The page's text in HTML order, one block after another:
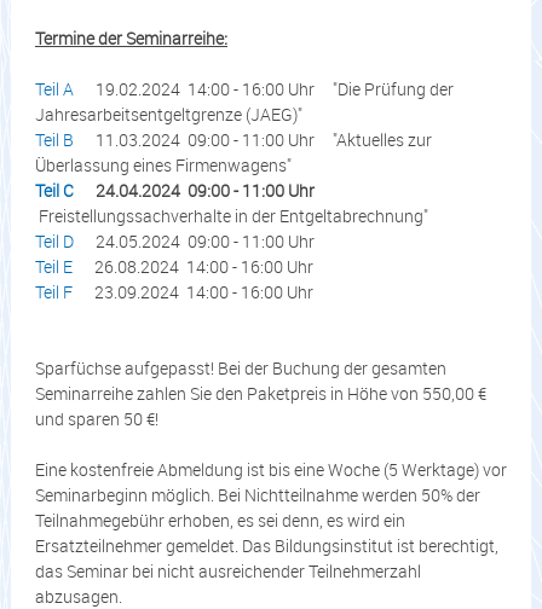
Termine der Seminarreihe:
Teil A 19.02.2024 14:00 - 16:00 Uhr
"Die Prüfung der
Jahresarbeitsentgeltgrenze (JAEG)"
Teil B
11.03.2024 09:00 - 11:00 Uhr
"Aktuelles zur
Überlassung eines Firmenwagens"
Teil C24.04.2024 09:00 - 11:00 Uhr
Freistellungssachverhalte in der Entgeltabrechnung"
Teil D24.05.2024 09:00 - 11:00 Uhr
Teil E26.08.2024 14:00 - 16:00 Uhr
Teil F23.09.2024 14:00 - 16:00 Uhr
Sparfüchse aufgepasst! Bei der Buchung der gesamten
Seminarreihe zahlen Sie den Paketpreis in Höhe von 550,00 €
und sparen 50 €!
Eine kostenfreie Abmeldung ist bis eine Woche (5 Werktage) vor
Seminarbeginn möglich. Bei Nichtteilnahme werden 50% der
Teilnahmegebühr erhoben, es sei denn, es wird ein
Ersatzteilnehmer gemeldet. Das Bildungsinstitut ist berechtigt,
das Seminar bei nicht ausreichender Teilnehmerzahl
abzusagen.